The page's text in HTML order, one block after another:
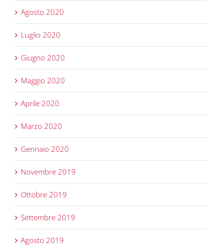
Agosto 2020
Luglio 2020
Giugno 2020
Maggio 2020
Aprile 2020
Marzo 2020
Gennaio 2020
Novembre 2019
Ottobre 2019
Settembre 2019
Agosto 2019